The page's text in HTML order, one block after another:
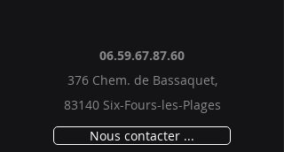
06.59.67.87.60
376 Chem. de Bassaquet,
83140 Six-Fours-les-Plages
Nous contacter ...